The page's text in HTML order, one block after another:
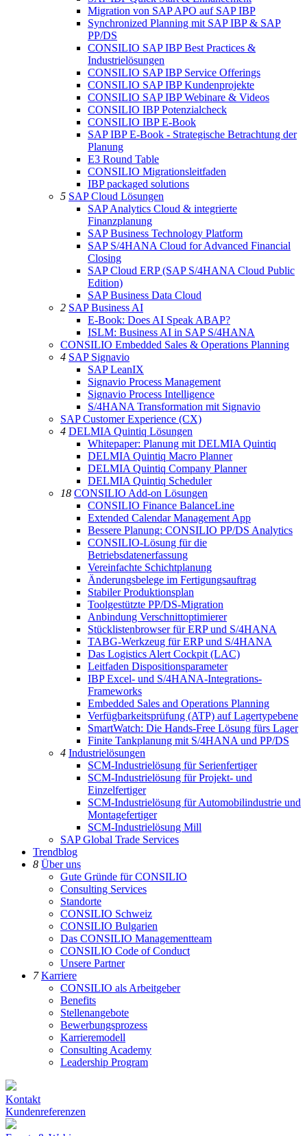
Migration von SAP APO auf SAP IBP
Synchronized Planning mit SAP IBP & SAP
PP/DS
CONSILIO SAP IBP Best Practices &
Industrielösungen
CONSILIO SAP IBP Service Offerings
CONSILIO SAP IBP Kundenprojekte
CONSILIO SAP IBP Webinare & Videos
CONSILIO IBP Potenzialcheck
CONSILIO IBP E-Book
SAP IBP E-Book - Strategische Betrachtung der
Planung
E3 Round Table
CONSILIO Migrationsleitfaden
IBP packaged solutions
5 SAP Cloud Lösungen
SAP Analytics Cloud & integrierte
Finanzplanung
SAP Business Technology Platform
SAP S/4HANA Cloud for Advanced Financial
Closing
SAP Cloud ERP (SAP S/4HANA Cloud Public
Edition)
SAP Business Data Cloud
2 SAP Business AI
E-Book: Does AI Speak ABAP?
ISLM: Business AI in SAP S/4HANA
CONSILIO Embedded Sales & Operations Planning
4 SAP Signavio
SAP LeanIX
Signavio Process Management
Signavio Process Intelligence
S/4HANA Transformation mit Signavio
SAP Customer Experience (CX)
4 DELMIA Quintiq Lösungen
Whitepaper: Planung mit DELMIA Quintiq
DELMIA Quintiq Macro Planner
DELMIA Quintiq Company Planner
DELMIA Quintiq Scheduler
18 CONSILIO Add-on Lösungen
CONSILIO Finance BalanceLine
Extended Calendar Management App
Bessere Planung: CONSILIO PP/DS Analytics
CONSILIO-Lösung für die
Betriebsdatenerfassung
Vereinfachte Schichtplanung
Änderungsbelege im Fertigungsauftrag
Stabiler Produktionsplan
Toolgestützte PP/DS-Migration
Anbindung Verschnittoptimierer
Stücklistenbrowser für ERP und S/4HANA
TABG-Werkzeug für ERP und S/4HANA
Das Logistics Alert Cockpit (LAC)
Leitfaden Dispositionsparameter
IBP Excel- und S/4HANA-Integrations-
Frameworks
Embedded Sales and Operations Planning
Verfügbarkeitsprüfung (ATP) auf Lagertypebene
SmartWatch: Die Hands-Free Lösung fürs Lager
Finite Tankplanung mit S/4HANA und PP/DS
4 Industrielösungen
SCM-Industrielösung für Serienfertiger
SCM-Industrielösung für Projekt- und
Einzelfertiger
SCM-Industrielösung für Automobilindustrie und
Montagefertiger
SCM-Industrielösung Mill
SAP Global Trade Services
Trendblog
8 Über uns
Gute Gründe für CONSILIO
Consulting Services
Standorte
CONSILIO Schweiz
CONSILIO Bulgarien
Das CONSILIO Managementteam
CONSILIO Code of Conduct
Unsere Partner
7Karriere
CONSILIO als Arbeitgeber
Benefits
Stellenangebote
Bewerbungsprozess
Karrieremodell
Consulting Academy
Leadership Program
Kontakt
Kundenreferenzen